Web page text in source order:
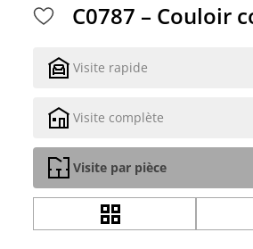
C0787 – Couloir
Visite rapide
Visite complète
Visite par pièce